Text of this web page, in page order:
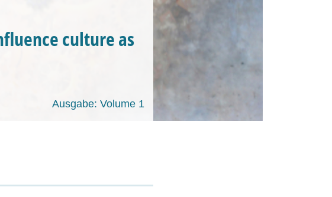
culture as
Ausgabe: Volume 1